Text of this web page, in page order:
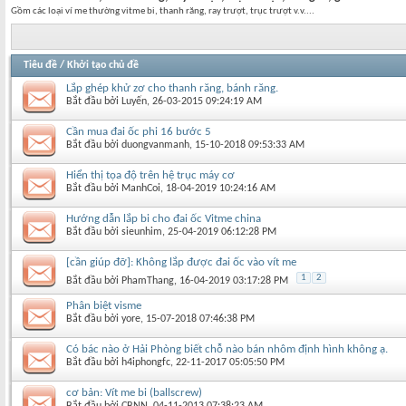
Gồm các loại ví me thường vitme bi, thanh răng, ray trượt, trục trượt v.v....
Tiêu đề / Khởi tạo chủ đề
Lắp ghép khử zơ cho thanh răng, bánh răng.
Bắt đầu bởi Luyến‎, 26-03-2015 09:24:19 AM
Cần mua đai ốc phi 16 bước 5
Bắt đầu bởi duongvanmanh‎, 15-10-2018 09:53:33 AM
Hiển thị tọa độ trên hệ trục máy cơ
Bắt đầu bởi ManhCoi‎, 18-04-2019 10:24:16 AM
Hướng dẫn lắp bi cho đai ốc Vitme china
Bắt đầu bởi sieunhim‎, 25-04-2019 06:12:28 PM
[cần giúp đỡ]: Không lắp được đai ốc vào vít me
Bắt đầu bởi PhamThang‎, 16-04-2019 03:17:28 PM 1 2
Phân biệt visme
Bắt đầu bởi yore‎, 15-07-2018 07:46:38 PM
Có bác nào ở Hải Phòng biết chỗ nào bán nhôm định hình không ạ.
Bắt đầu bởi h4iphongfc‎, 22-11-2017 05:05:50 PM
cơ bản: Vít me bi (ballscrew)